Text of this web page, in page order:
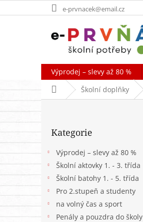
na
e-prvnacek@email.cz
Výprodej – slevy až 80 %
Domů Školní doplňky
P
kategorie
Kategorie
Výprodej – slevy až 80 %
Školní aktovky 1. - 3. třída
Školní batohy 1. - 5. třída
Pro 2.stupeň a studenty
na volný čas a sport
Penály a pouzdra do školy